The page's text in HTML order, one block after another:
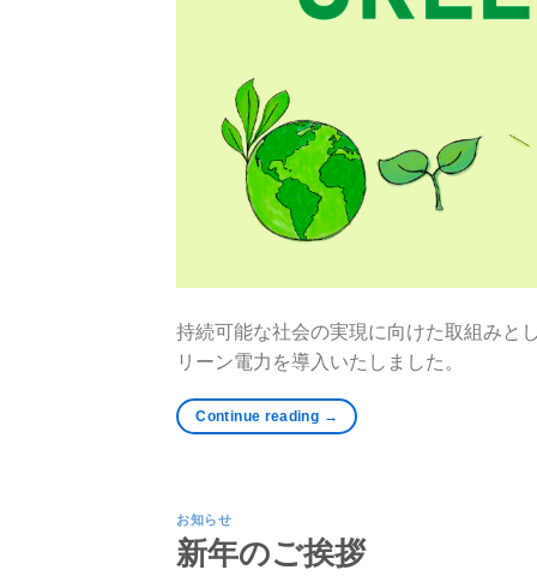
持続可能な社会の実現に向けた取組みと
リーン電力を導入いたしました。
Continue reading →
お知らせ
新年のご挨拶